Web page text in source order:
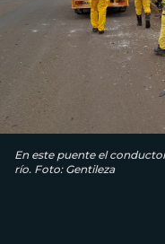
En este puente el
río. Foto: Gentileza